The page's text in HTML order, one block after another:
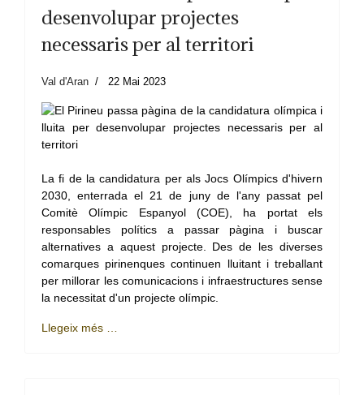
desenvolupar projectes
necessaris per al territori
Val d'Aran 22 Mai 2023
La fi de la candidatura per als Jocs Olímpics d'hivern
2030, enterrada el 21 de juny de l'any passat pel
Comitè Olímpic Espanyol (COE), ha portat els
responsables polítics a passar pàgina i buscar
alternatives a aquest projecte. Des de les diverses
comarques pirinenques continuen lluitant i treballant
per millorar les comunicacions i infraestructures sense
la necessitat d'un projecte olímpic.
Llegeix més …